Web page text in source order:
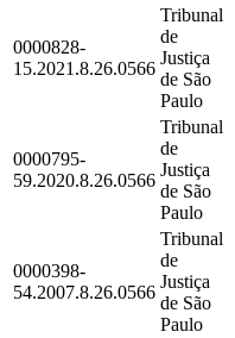
0000828-
15.2021.8.26.0566
Tribunal
de
Justiça
de São
Paulo
0000795-
59.2020.8.26.0566
Tribunal
de
Justiça
de São
Paulo
0000398-
54.2007.8.26.0566
Tribunal
de
Justiça
de São
Paulo